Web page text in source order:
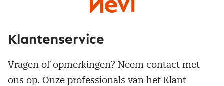
Klantenservice
Vragen of opmerkingen? Neem contact met
ons op. Onze professionals van het Klant